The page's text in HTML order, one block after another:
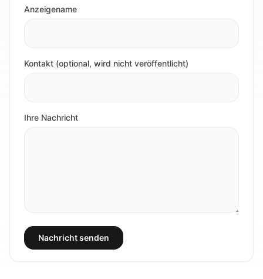
Anzeigename
Kontakt (optional, wird nicht veröffentlicht)
Ihre Nachricht
Nachricht senden